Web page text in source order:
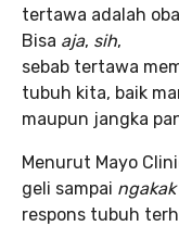
tertawa adalah
Bisa aja, sih,
sebab tertawa
tubuh kita, baik
maupun jangka
Menurut Mayo
geli sampai ngakak
respons tubuh